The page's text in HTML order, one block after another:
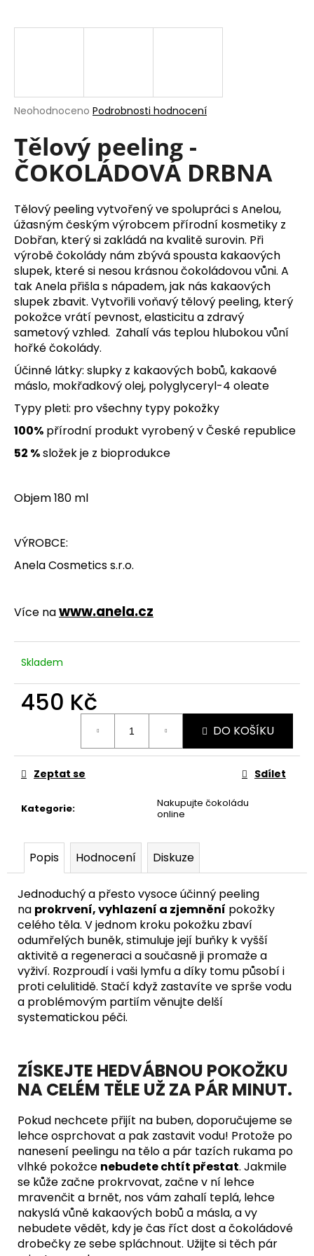
Průměrné
produktu
0,0
z
hvězdiček.
Neohodnoceno Podrobnosti hodnocení
Tělový peeling -
ČOKOLÁDOVÁ DRBNA
Tělový peeling vytvořený ve spolupráci s Anelou,
úžasným českým výrobcem přírodní kosmetiky z
Dobřan, který si zakládá na kvalitě surovin. Při
výrobě čokolády nám zbývá spousta kakaových
slupek, které si nesou krásnou čokoládovou vůni. A
tak Anela přišla s nápadem, jak nás kakaových
slupek zbavit. Vytvořili voňavý tělový peeling, který
pokožce vrátí pevnost, elasticitu a zdravý
sametový vzhled. Zahalí vás teplou hlubokou vůní
hořké čokolády.
Účinné látky: slupky z kakaových bobů, kakaové
máslo, mokřadkový olej, polyglyceryl-4 oleate
Typy pleti: pro všechny typy pokožky
100% přírodní produkt vyrobený v České republice
52 %složek je z bioprodukce
Objem 180 ml
VÝROBCE:
Anela Cosmetics s.r.o.
Více nawww.anela.cz
Skladem
450 Kč
DO KOŠÍKU
Kategorie:
Nakupujte čokoládu
online
Zeptat se Sdílet
Popis Hodnocení Diskuze
Jednoduchý a přesto vysoce účinný peeling
na prokrvení, vyhlazení a zjemnění pokožky
celého těla. V jednom kroku pokožku zbaví
odumřelých buněk, stimuluje její buňky k vyšší
aktivitě a regeneraci a současně ji promaže a
vyživí. Rozproudí i vaši lymfu a díky tomu působí i
proti celulitidě. Stačí když zastavíte ve sprše vodu
a problémovým partiím věnujte delší
systematickou péči.
ZÍSKEJTE HEDVÁBNOU POKOŽKU
NA CELÉM TĚLE UŽ ZA PÁR MINUT.
Pokud nechcete přijít na buben, doporučujeme se
lehce osprchovat a pak zastavit vodu! Protože po
nanesení peelingu na tělo a pár tazích rukama po
vlhké pokožce nebudete chtít přestat. Jakmile
se kůže začne prokrvovat, začne v ní lehce
mravenčit a brnět, nos vám zahalí teplá, lehce
nakyslá vůně kakaových bobů a másla, a vy
nebudete vědět, kdy je čas říct dost a čokoládové
drobečky ze sebe spláchnout. Užijte si těch pár
j
?
HLEDAT
D
o
p
o
r
u
č
u
j
e
m